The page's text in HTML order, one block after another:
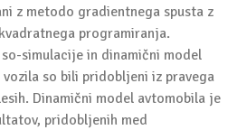
z metodo gradientnega spusta z
programiranja.
simulacije in dinamični model
so bili pridobljeni iz pravega
Dinamični model avtomobila je
pridobljenih med